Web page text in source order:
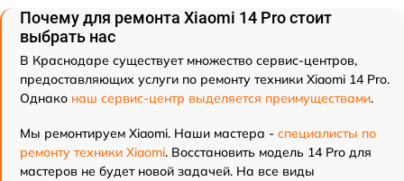
Почему для ремонта Xiaomi 14 Pro стоит
выбрать нас
В Краснодаре существует множество сервис-центров,
предоставляющих услуги по ремонту техники Xiaomi 14 Pro.
Однако наш сервис-центр выделяется преимуществами.
Мы ремонтируем Xiaomi. Наши мастера - специалисты по
ремонту техники Xiaomi. Восстановить модель 14 Pro для
мастеров не будет новой задачей. На все виды